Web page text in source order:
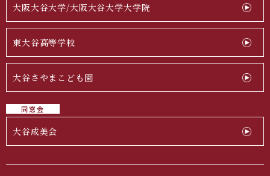
大阪大谷大学/大阪大谷大学大学院
東大谷高等学校
大谷さやまこども園
同窓会
大谷成美会